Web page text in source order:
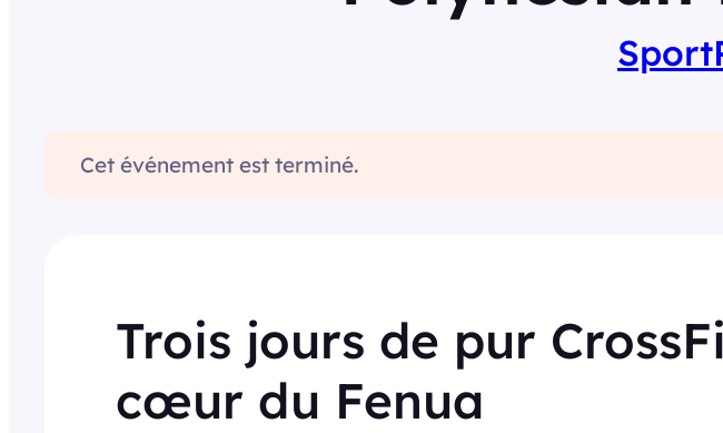
Sport
Cet événement est terminé.
Trois jours de pur
cœur du Fenua